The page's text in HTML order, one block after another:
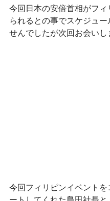
今回日本の安倍首相がフィ
られるとの事でスケジュー
せんでしたが次回お会いし
今回フィリピンイベントを